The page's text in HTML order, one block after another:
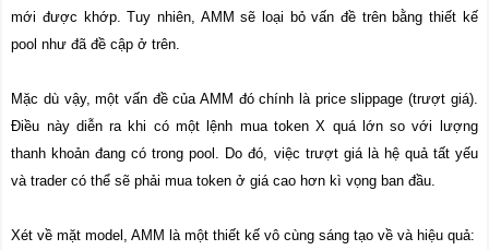
mới được khớp. Tuy nhiên, AMM sẽ loại bỏ vấn đề trên bằng thiết kế
pool như đã đề cập ở trên.
Mặc dù vậy, một vấn đề của AMM đó chính là price slippage (trượt giá).
Điều này diễn ra khi có một lệnh mua token X quá lớn so với lượng
thanh khoản đang có trong pool. Do đó, việc trượt giá là hệ quả tất yếu
và trader có thể sẽ phải mua token ở giá cao hơn kì vọng ban đầu.
Xét về mặt model, AMM là một thiết kế vô cùng sáng tạo về và hiệu quả: